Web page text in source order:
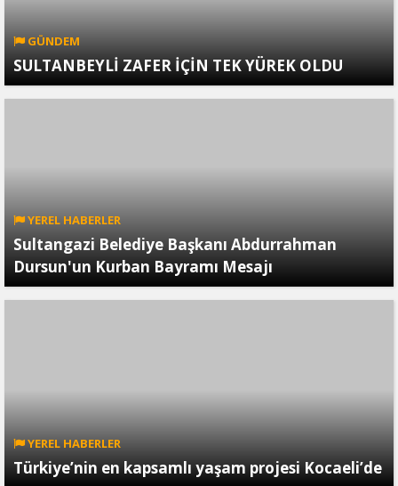
GÜNDEM
SULTANBEYLİ ZAFER İÇİN TEK YÜREK OLDU
YEREL HABERLER
Sultangazi Belediye Başkanı Abdurrahman
Dursun'un Kurban Bayramı Mesajı
YEREL HABERLER
Türkiye’nin en kapsamlı yaşam projesi Kocaeli’de